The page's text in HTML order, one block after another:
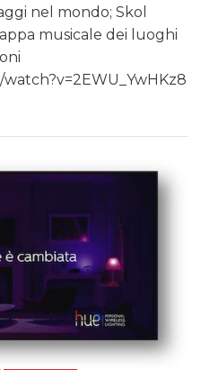
nel mondo; Skol
musicale dei luoghi